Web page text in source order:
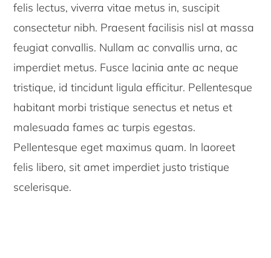
felis lectus, viverra vitae metus in, suscipit
consectetur nibh. Praesent facilisis nisl at massa
feugiat convallis. Nullam ac convallis urna, ac
imperdiet metus. Fusce lacinia ante ac neque
tristique, id tincidunt ligula efficitur. Pellentesque
habitant morbi tristique senectus et netus et
malesuada fames ac turpis egestas.
Pellentesque eget maximus quam. In laoreet
felis libero, sit amet imperdiet justo tristique
scelerisque.